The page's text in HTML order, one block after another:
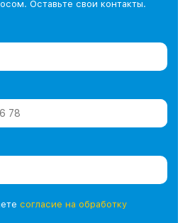
Оставьте свои контакты.
согласие на обработку